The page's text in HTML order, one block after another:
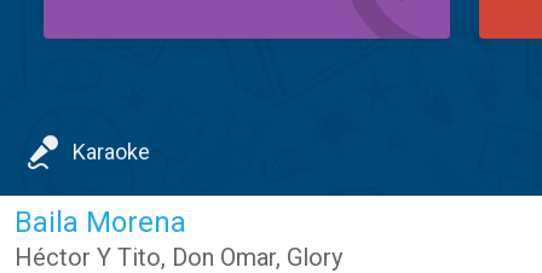
Karaoke
Baila Morena
Héctor Y Tito, Don Omar, Glory